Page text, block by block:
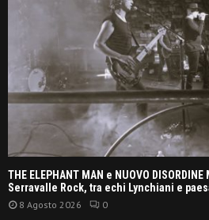
THE ELEPHANT MAN e NUOVO
Serravalle Rock, tra echi Lynchiani e
8 Agosto 2026 0